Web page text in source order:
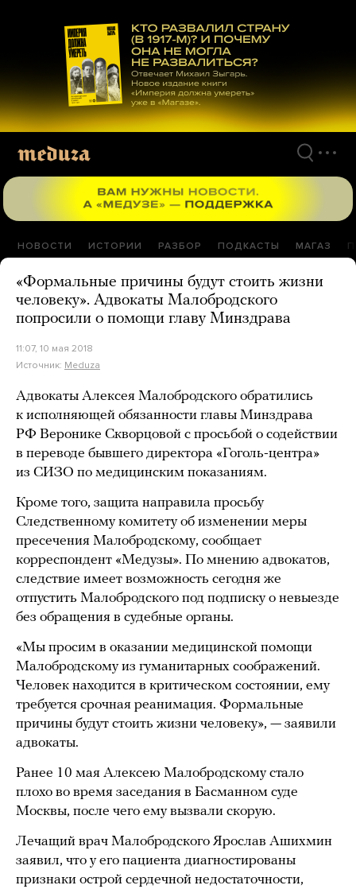
материалам
НОВОСТИ ИСТОРИИ РАЗБОР ПОДКАСТЫ МАГАЗ
«Формальные причины будут стоить жизни
человеку». Адвокаты Малобродского
попросили о помощи главу Минздрава
11:07, 10 мая 2018
Источник: Meduza
Адвокаты Алексея Малобродского обратились
к исполняющей обязанности главы Минздрава
РФ Веронике Скворцовой с просьбой о содействии
в переводе бывшего директора «Гоголь-центра»
из СИЗО по медицинским показаниям.
Кроме того, защита направила просьбу
Следственному комитету об изменении меры
пресечения Малобродскому, сообщает
корреспондент «Медузы». По мнению адвокатов,
следствие имеет возможность сегодня же
отпустить Малобродского под подписку о невыезде
без обращения в судебные органы.
«Мы просим в оказании медицинской помощи
Малобродскому из гуманитарных соображений.
Человек находится в критическом состоянии, ему
требуется срочная реанимация. Формальные
причины будут стоить жизни человеку», — заявили
адвокаты.
Ранее 10 мая Алексею Малобродскому стало
плохо во время заседания в Басманном суде
Москвы, после чего ему вызвали скорую.
Лечащий врач Малобродского Ярослав Ашихмин
заявил, что у его пациента диагностированы
признаки острой сердечной недостаточности,